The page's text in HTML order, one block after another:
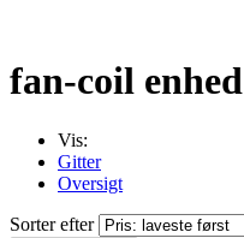
fan-coil enhed
Vis:
Gitter
Oversigt
Sorter efter